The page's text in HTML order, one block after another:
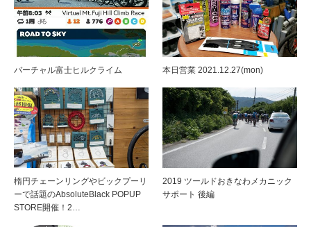
バーチャル富士ヒルクライム 本日営業 2021.12.27(mon)
楕円チェーンリングやビックプーリ
ーで話題のAbsoluteBlack POPUP
STORE開催！2…
2019 ツールドおきなわメカニック
サポート 後編